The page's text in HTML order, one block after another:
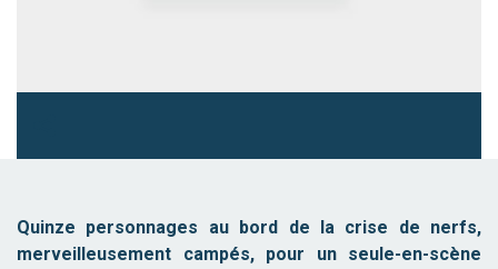
Quinze personnages au bord de la crise de nerfs,
merveilleusement campés, pour un seule-en-scène